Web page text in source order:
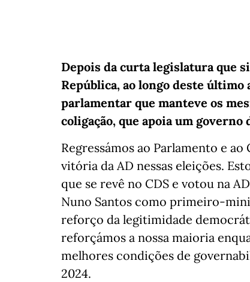
Depois da curta legislatura que
República, ao longo deste
parlamentar que manteve os
coligação, que apoia um
Regressámos ao Parlamento e
vitória da AD nessas eleições.
que se revê no CDS e votou na
Nuno Santos como primeiro-
reforço da legitimidade
reforçámos a nossa maioria
melhores condições de
2024.